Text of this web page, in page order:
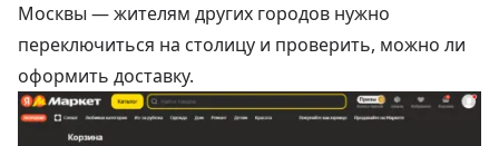
Москвы — жителям других городов нужно
переключиться на столицу и проверить, можно ли
оформить доставку.